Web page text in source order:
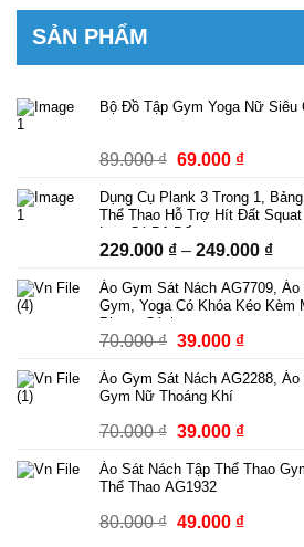
SẢN PHẨM
Bộ Đồ Tập Gym Yoga Nữ Siêu
89.000₫ Giá
là:
89.000 ₫.
69.000 ₫Giá
tại
69.000
Dụng Cụ Plank 3 Trong 1,
Thể Thao Hỗ Trợ Hít Đất
Lực Có Bộ Đếm
229.000 ₫ – 249.000 ₫
từ
Áo Gym Sát Nách AG7709,
Gym, Yoga Có Khóa Kéo Kèm
Phong Cách
70.000₫ Giá
là:
70.000 ₫.
39.000 ₫Giá
tại
39.000
Áo Gym Sát Nách AG2288, Áo
Gym Nữ Thoáng Khí
70.000₫ Giá
là:
39.000 ₫Giá
tại
39.000
Áo Sát Nách Tập Thể Thao
Thể Thao AG1932
80.000₫ Giá
49.000 ₫Giá